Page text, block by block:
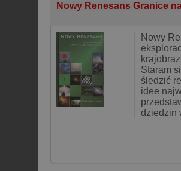
Nowy Renesans Granice
Nowy
Staram
śledzić
idee
dziedzin